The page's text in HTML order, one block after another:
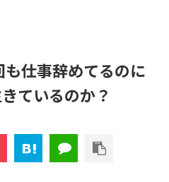
も仕事辞めてるのに
ているのか？